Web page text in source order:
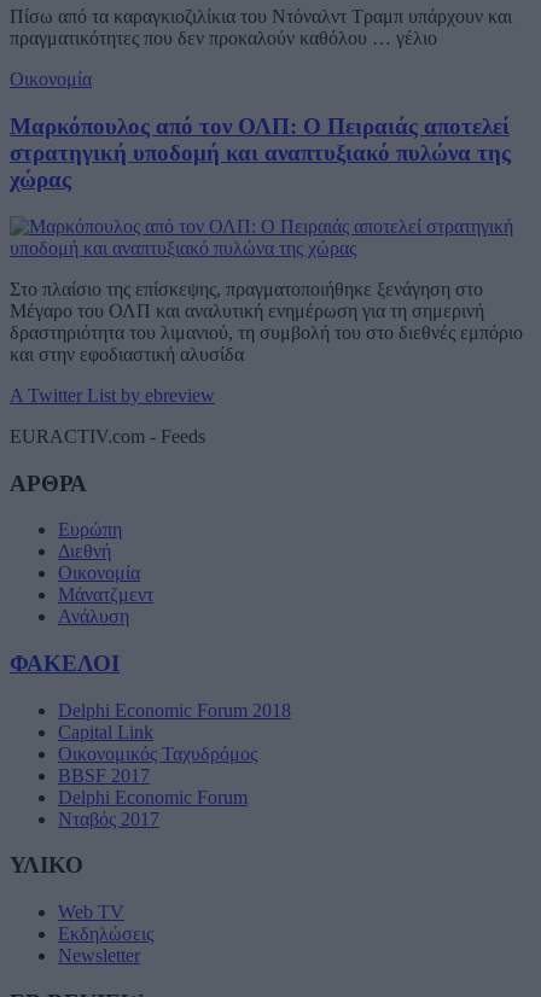
Πίσω από τα καραγκιοζιλίκια του Ντόναλντ Τραμπ υπάρχουν και
πραγματικότητες που δεν προκαλούν καθόλου … γέλιο
Οικονομία
Μαρκόπουλος από τον ΟΛΠ: Ο Πειραιάς αποτελεί
στρατηγική υποδομή και αναπτυξιακό πυλώνα της
χώρας
Στο πλαίσιο της επίσκεψης, πραγματοποιήθηκε ξενάγηση στο
Μέγαρο του ΟΛΠ και αναλυτική ενημέρωση για τη σημερινή
δραστηριότητα του λιμανιού, τη συμβολή του στο διεθνές εμπόριο
και στην εφοδιαστική αλυσίδα
A Twitter List by ebreview
EURACTIV.com - Feeds
ΑΡΘΡΑ
Ευρώπη
Διεθνή
Οικονομία
Μάνατζμεντ
Ανάλυση
ΦΑΚΕΛΟΙ
Delphi Economic Forum 2018
Capital Link
Οικονομικός Ταχυδρόμος
BBSF 2017
Delphi Economic Forum
Νταβός 2017
ΥΛΙΚΟ
Web TV
Εκδηλώσεις
Newsletter